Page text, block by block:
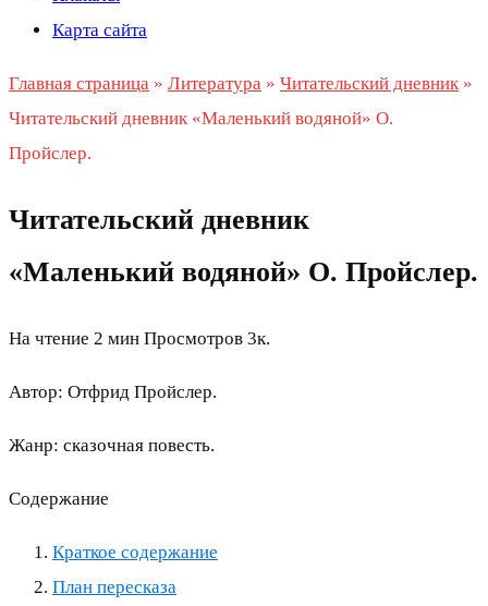
Карта сайта
Главная страница » Литература » Читательский дневник »
Читательский дневник «Маленький водяной» О.
Пройслер.
Читательский дневник
«Маленький водяной» О. Пройслер.
На чтение 2 мин Просмотров 3к.
Автор: Отфрид Пройслер.
Жанр: сказочная повесть.
Содержание
Краткое содержание
План пересказа